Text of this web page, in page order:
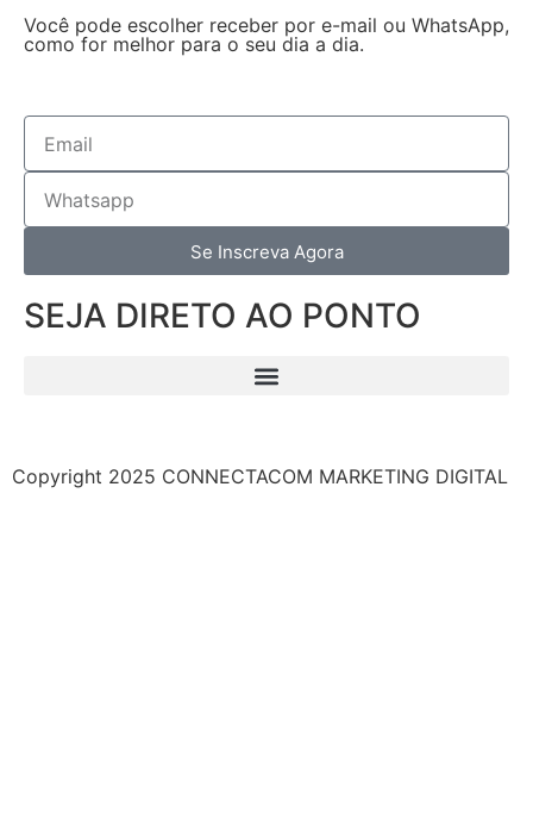
Você pode escolher receber por e-mail ou WhatsApp,
como for melhor para o seu dia a dia.
Se Inscreva Agora
SEJA DIRETO AO PONTO
Copyright 2025 CONNECTACOM MARKETING DIGITAL